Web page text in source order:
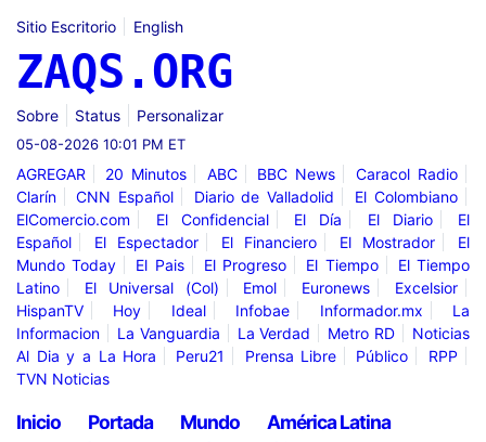
Sitio Escritorio English
ZAQS.ORG
Sobre Status Personalizar
05-08-2026 10:01 PM ET
AGREGAR 20 Minutos ABC BBC News
Caracol Radio
Clarín
CNN Español Diario de Valladolid
El Colombiano
ElComercio.com
El Confidencial El Día El Diario
El
Español
El Espectador El Financiero El Mostrador
El
Mundo Today
El Pais El Progreso El Tiempo
El Tiempo
Latino
El Universal (Col) Emol Euronews
Excelsior
HispanTV
Hoy Ideal Infobae Informador.mx
La
Informacion
La Vanguardia La Verdad Metro RD
Noticias
Al Dia y a La Hora
Peru21 Prensa Libre Público
RPP
TVN Noticias
Inicio Portada Mundo
América Latina